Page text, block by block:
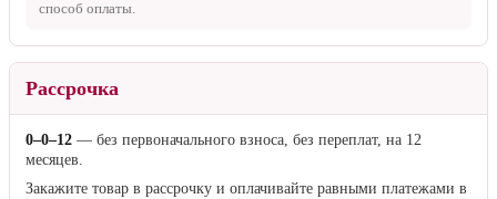
способ оплаты.
Рассрочка
0–0–12 — без первоначального взноса, без переплат, на 12
месяцев.
Закажите товар в рассрочку и оплачивайте равными платежами в